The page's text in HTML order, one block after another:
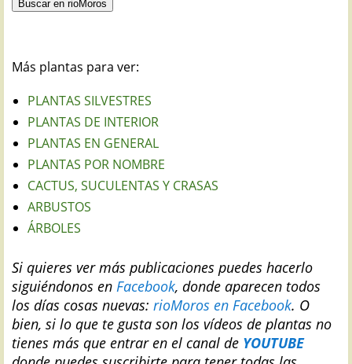
Más plantas para ver:
PLANTAS SILVESTRES
PLANTAS DE INTERIOR
PLANTAS EN GENERAL
PLANTAS POR NOMBRE
CACTUS, SUCULENTAS Y CRASAS
ARBUSTOS
ÁRBOLES
Si quieres ver más publicaciones puedes hacerlo
siguiéndonos en Facebook, donde aparecen todos
los días cosas nuevas: rioMoros en Facebook. O
bien, si lo que te gusta son los vídeos de plantas no
tienes más que entrar en el canal de YOUTUBE